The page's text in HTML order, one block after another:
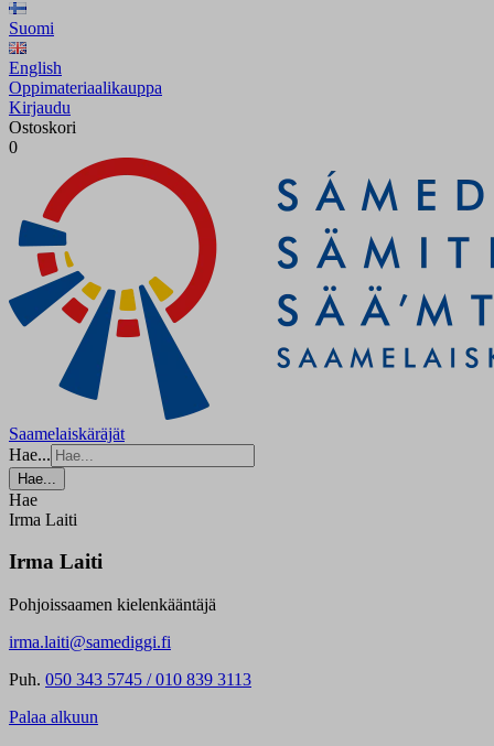
Suomi
English
Oppimateriaalikauppa
Kirjaudu
Ostoskori
0
Saamelaiskäräjät
Hae...
Hae...
Hae
Irma Laiti
Irma Laiti
Pohjoissaamen kielenkääntäjä
irma.laiti@samediggi.fi
Puh. 050 343 5745 / 010 839 3113
Palaa alkuun